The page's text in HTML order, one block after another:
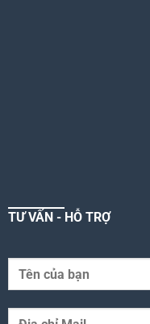
TƯ VẤN - HỖ TRỢ